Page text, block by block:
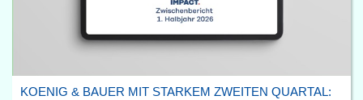
KOENIG & BAUER MIT STARKEM ZWEITEN QUARTAL: